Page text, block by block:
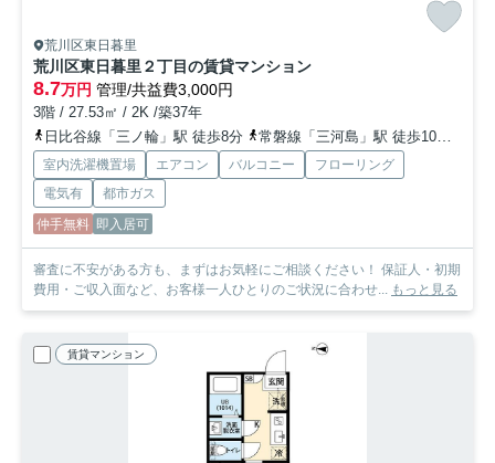
荒川区東日暮里
荒川区東日暮里２丁目の賃貸マンション
8.7万円 管理/共益費3,000円
3階 / 27.53㎡ / 2K /築37年
日比谷線「三ノ輪」駅 徒歩8分
常磐線「三河島」駅 徒歩10分
室内洗濯機置場 エアコン バルコニー
フローリング
電気有
都市ガス
仲手無料 即入居可
審査に不安がある方も、まずはお気軽にご相談ください！ 保証人・初期
費用・ご収入面など、お客様一人ひとりのご状況に合わせ...
もっと見る
賃貸マンション